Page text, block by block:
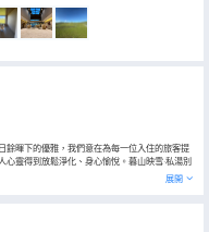
餘暉下的優雅，我們意在為每一位入住的旅客提
靈得到放鬆淨化、身心愉悅。暮山映雪·私湯別
相結合，整體唯美、温馨，致力於打造換了美
地，距離若爾蓋國家濕地公園，駕車7分鐘即可
備電梯，入住出行更加便利。私人停車場設有
展開